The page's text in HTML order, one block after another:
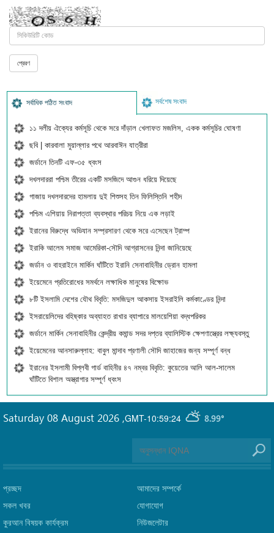
সর্বাধিক পঠিত সংবাদ সর্বশেষ সংবাদ
১১ দলীয় ঐক্যের কর্মসূচি থেকে সরে দাঁড়াল খেলাফত মজলিস, একক কর্মসূচির ঘোষণা
ছবি | কারবালা মুয়াল্লার পথে আরবাঈন যাত্রীরা
জর্ডানে তিনটি এফ-৩৫ ধ্বংস
দখলদাররা পশ্চিম তীরের একটি মসজিদে আগুন ধরিয়ে দিয়েছে
গাজায় দখলদারদের হামলায় দুই শিশুসহ তিন ফিলিস্তিনি শহীদ
পশ্চিম এশিয়ায় নিরাপত্তা ব্যবস্থার পরিচয় নিয়ে এক লড়াই
ইরানের বিরুদ্ধে অভিযান সম্প্রসারণ থেকে সরে এসেছেন ট্রাম্প
ইরাকি আলেম সমাজ আমেরিকা-সৌদি আগ্রাসনের নিন্দা জানিয়েছে
জর্ডান ও বাহরাইনে মার্কিন ঘাঁটিতে ইরানি সেনাবাহিনীর ড্রোন হামলা
ইয়েমেনে প্রতিরোধের সমর্থনে লক্ষাধিক মানুষের বিক্ষোভ
৮টি ইসলামি দেশের যৌথ বিবৃতি: মসজিদুল আকসায় ইসরাইলি কর্মকাণ্ডের নিন্দা
ইসরায়েলিদের বহিষ্কার অব্যাহত রাখার ব্যাপারে মালয়েশিয়া বদ্ধপরিকর
জর্ডানে মার্কিন সেনাবাহিনীর কেন্দ্রীয় কমান্ড সদর দপ্তর ব্যালিস্টিক ক্ষেপণাস্ত্রের লক্ষ্যবস্তু
ইয়েমেনের আনসারুল্লাহ: বাবুল মান্দাব প্রণালী সৌদি জাহাজের জন্য সম্পূর্ণ বন্ধ
ইরানের ইসলামী বিপ্লবী গার্ড বাহিনীর ৪৭ নম্বর বিবৃতি: কুয়েতের আলি আল-সালেম
ঘাঁটিতে বিশাল অস্ত্রাগার সম্পূর্ণ ধ্বংস
GMT-10:59:24 8.99°
Saturday 08 August 2026 ,
প্রচ্ছদ
সকল খবর
কুরআন বিষয়ক কার্যক্রম
আমাদের সম্পর্কে
যোগাযোগ
নিউজলেটার